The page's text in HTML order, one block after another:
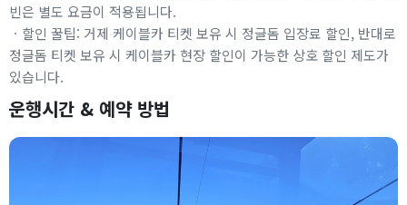
빈은 별도 요금이 적용됩니다.
ㆍ할인 꿀팁: 거제 케이블카 티켓 보유 시 정글돔 입장료 할인, 반대로
정글돔 티켓 보유 시 케이블카 현장 할인이 가능한 상호 할인 제도가
있습니다.
운행시간 & 예약 방법